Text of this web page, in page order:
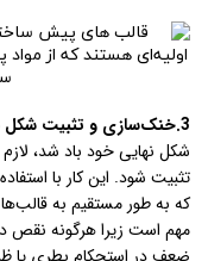
3.خنک‌سازی و تثبیت شکل بطری و ظروف:
شکل نهایی خود باد شد،
تثبیت شود. این کار با
که به طور مستقیم به
مهم است زیرا هرگونه نقص